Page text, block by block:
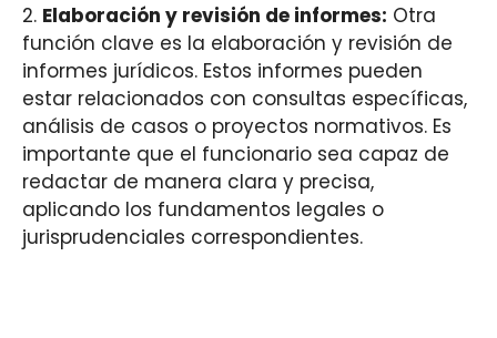
2. Elaboración y revisión de informes: Otra
función clave es la elaboración y revisión de
informes jurídicos. Estos informes pueden
estar relacionados con consultas específicas,
análisis de casos o proyectos normativos. Es
importante que el funcionario sea capaz de
redactar de manera clara y precisa,
aplicando los fundamentos legales o
jurisprudenciales correspondientes.